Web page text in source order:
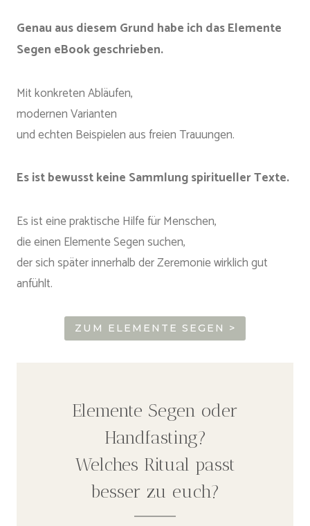
Genau aus diesem Grund habe ich das Elemente
Segen eBook geschrieben.
Mit konkreten Abläufen,
modernen Varianten
und echten Beispielen aus freien Trauungen.
Es ist bewusst keine Sammlung spiritueller Texte.
Es ist eine praktische Hilfe für Menschen,
die einen Elemente Segen suchen,
der sich später innerhalb der Zeremonie wirklich gut
anfühlt.
ZUM ELEMENTE SEGEN >
Elemente Segen oder
Handfasting?
Welches Ritual passt
besser zu euch?